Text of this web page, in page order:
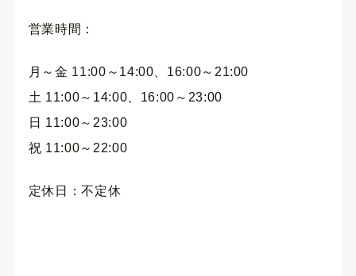
営業時間：
月～金 11:00～14:00、16:00～21:00
土 11:00～14:00、16:00～23:00
日 11:00～23:00
祝 11:00～22:00
定休日：不定休